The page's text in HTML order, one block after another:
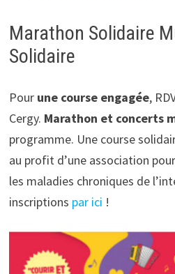
Marathon Solidaire
Solidaire
Pour une course engagée,
Cergy. Marathon et concerts
programme. Une course
au profit d’une association
les maladies chroniques de
inscriptions par ici !